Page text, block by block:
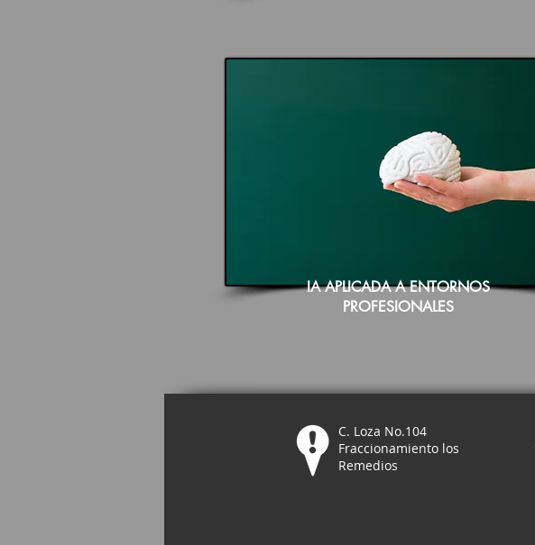
IA APLICADA A ENTORNOS
PROFESIONALES
C. Loza No.104
Fraccionamiento los
Remedios